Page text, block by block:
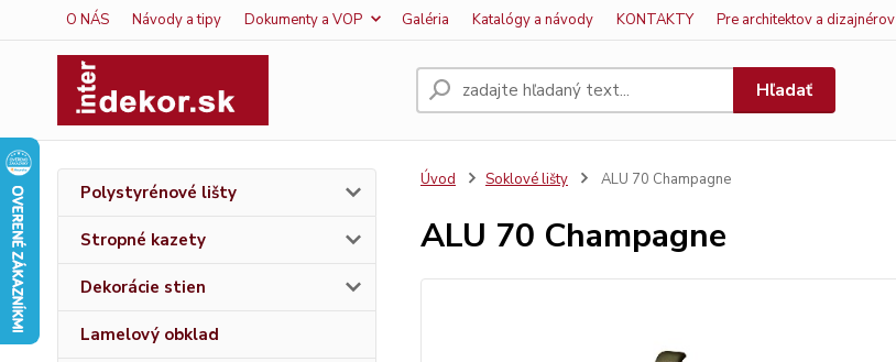
O NÁS Návody a tipy Dokumenty a VOP Galéria Katalógy a návody KONTAKTY Pre architektov a dizajnérov
Hľadať
Polystyrénové lišty
Stropné kazety
Dekorácie stien
Lamelový obklad
Úvod Soklové lišty ALU 70 Champagne
ALU 70 Champagne